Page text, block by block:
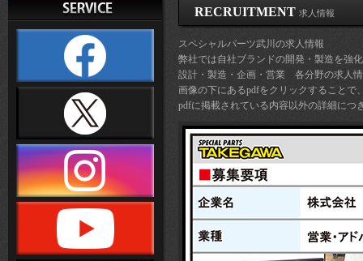
RECRUITMENT 求人情報
スペシャルパーツ武川の求人情報
弊社では自社ブランドの開発・製造を強
設計・製造・企画・営業 各分野の求人
画像の下にあるpdfをクリックすることで
pdfに掲載されている内容以外の詳細につ